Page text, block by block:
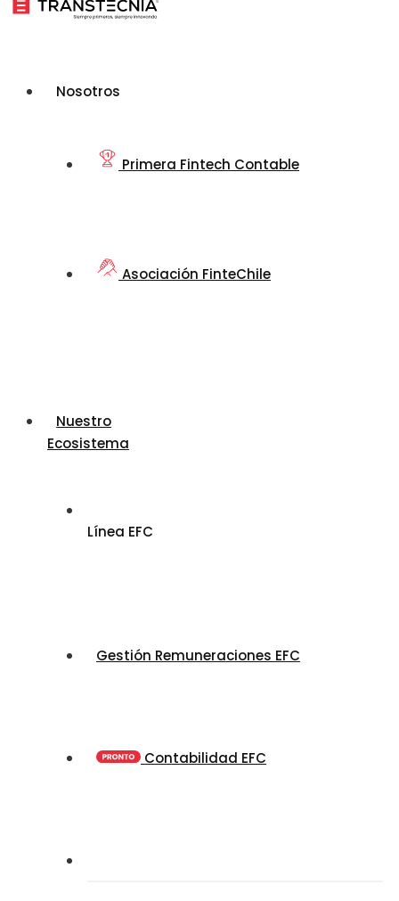
Nosotros
Primera Fintech Contable
Asociación FinteChile
Nuestro
Ecosistema
Línea EFC
Gestión Remuneraciones EFC
Contabilidad EFC